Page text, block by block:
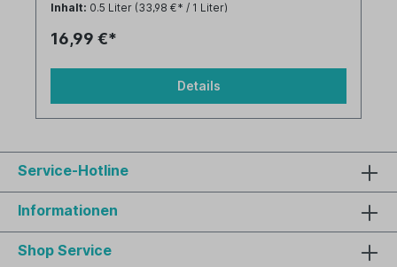
LW31/41 / LW14 / LW24 / LW 24plus / LW44 /
LW80 / LW81 / LW82
Inhalt: 0.5 Liter (33,98 €* / 1 Liter)
16,99 €*
Details
Service-Hotline
Informationen
Shop Service